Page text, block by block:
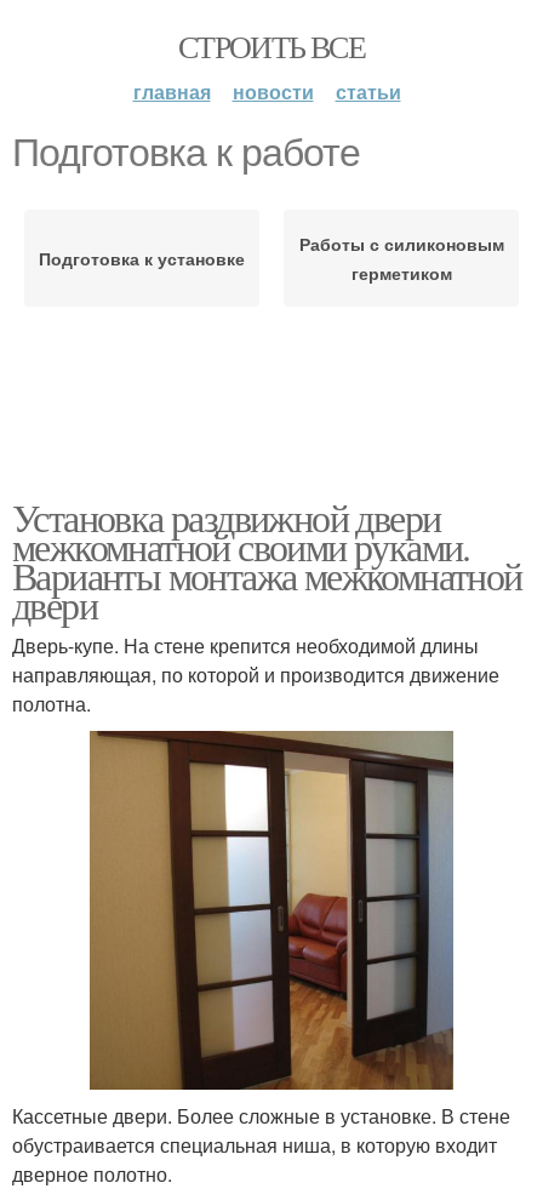
СТРОИТЬ ВСЕ
главная новости статьи
Подготовка к работе
Подготовка к установке
Работы с силиконовым
герметиком
Установка раздвижной двери
межкомнатной своими руками.
Варианты монтажа межкомнатной
двери
Дверь-купе. На стене крепится необходимой длины
направляющая, по которой и производится движение
полотна.
Кассетные двери. Более сложные в установке. В стене
обустраивается специальная ниша, в которую входит
дверное полотно.